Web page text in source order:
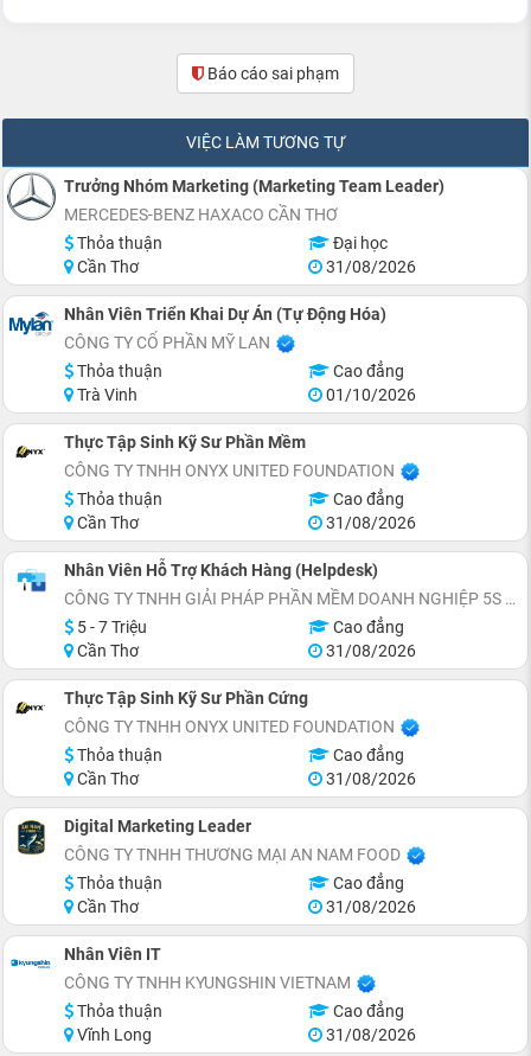
Báo cáo sai phạm(4)
VIỆC LÀM TƯƠNG TỰ
Trưởng Nhóm Marketing (Marketing Team Leader)
MERCEDES-BENZ HAXACO CẦN THƠ
Thỏa thuận
Đại học
Cần Thơ
31/08/2026
Nhân Viên Triển Khai Dự Án (Tự Động Hóa)
CÔNG TY CỔ PHẦN MỸ LAN
Thỏa thuận
Cao đẳng
Trà Vinh
01/10/2026
Thực Tập Sinh Kỹ Sư Phần Mềm
CÔNG TY TNHH ONYX UNITED FOUNDATION
Thỏa thuận
Cao đẳng
Cần Thơ
31/08/2026
Nhân Viên Hỗ Trợ Khách Hàng (Helpdesk)
CÔNG TY TNHH GIẢI PHÁP PHẦN MỀM DOANH NGHIỆP 5S
5 - 7 Triệu
Cao đẳng
Cần Thơ
31/08/2026
Thực Tập Sinh Kỹ Sư Phần Cứng
CÔNG TY TNHH ONYX UNITED FOUNDATION
Thỏa thuận
Cao đẳng
Cần Thơ
31/08/2026
Digital Marketing Leader
CÔNG TY TNHH THƯƠNG MẠI AN NAM FOOD
Thỏa thuận
Cao đẳng
Cần Thơ
31/08/2026
Nhân Viên IT
CÔNG TY TNHH KYUNGSHIN VIETNAM
Thỏa thuận
Cao đẳng
Vĩnh Long
31/08/2026